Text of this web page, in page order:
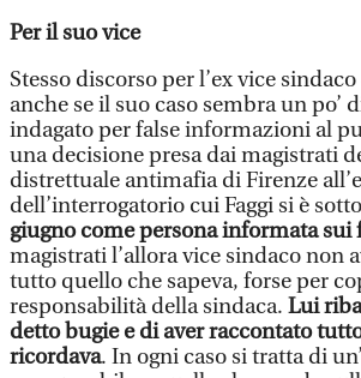
Per il suo vice
Stesso discorso per l’ex vice
anche se il suo caso sembra un po’
indagato per false informazioni al
una decisione presa dai magistrati
distrettuale antimafia di Firenze
dell’interrogatorio cui Faggi si è
giugno come persona informata sui
magistrati l’allora vice sindaco non
tutto quello che sapeva, forse per
responsabilità della sindaca. Lui
detto bugie e di aver raccontato
ricordava. In ogni caso si tratta di